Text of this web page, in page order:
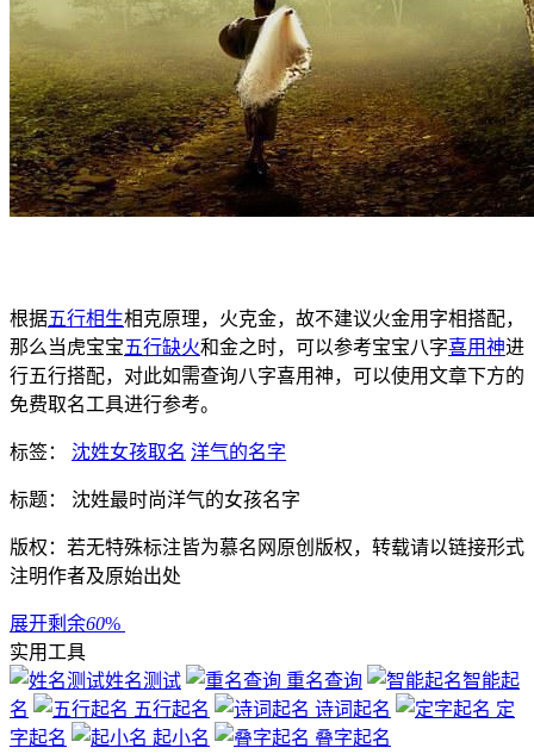
根据五行相生相克原理，火克金，故不建议火金用字相搭配，
那么当虎宝宝五行缺火和金之时，可以参考宝宝八字喜用神进
行五行搭配，对此如需查询八字喜用神，可以使用文章下方的
免费取名工具进行参考。
标签： 沈姓女孩取名 洋气的名字
标题： 沈姓最时尚洋气的女孩名字
版权：若无特殊标注皆为慕名网原创版权，转载请以链接形式
注明作者及原始出处
展开剩余60%
实用工具
姓名测试
重名查询
智能起
名
五行起名 诗词起名
定
字起名
起小名
叠字起名